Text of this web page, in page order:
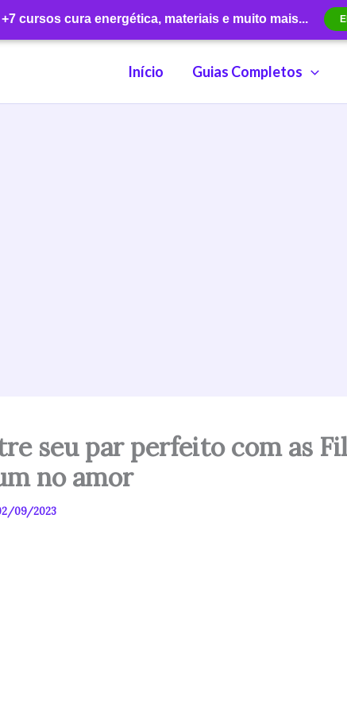
cursos cura energética, materiais e muito mais...
Início Guias Completos
seu par perfeito com as
no amor
09/2023